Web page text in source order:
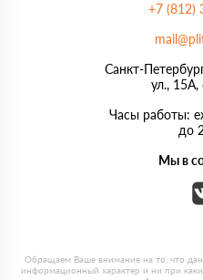
+7 (812)
Санкт-
ул.,
Часы работы:
до
Мы в